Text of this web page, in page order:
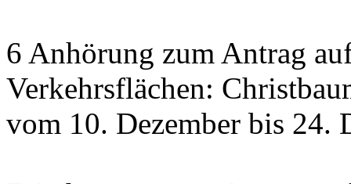
6 Anhörung zum Antrag
Verkehrsflächen:
vom 10. Dezember bis 24.